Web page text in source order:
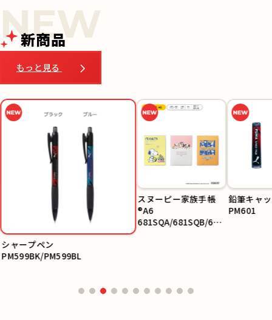
新商品
もっと見る
シャープペン
PM599BK/PM599BL
スヌーピー家族手帳
®A6
681SQA/681SQB/681
鉛筆キャ
PM601